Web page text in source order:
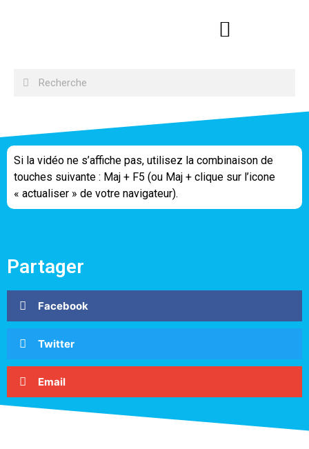
Si la vidéo ne s’affiche pas, utilisez la combinaison de
touches suivante : Maj + F5 (ou Maj + clique sur l’icone
« actualiser » de votre navigateur).
Partager
Facebook
Twitter
Email